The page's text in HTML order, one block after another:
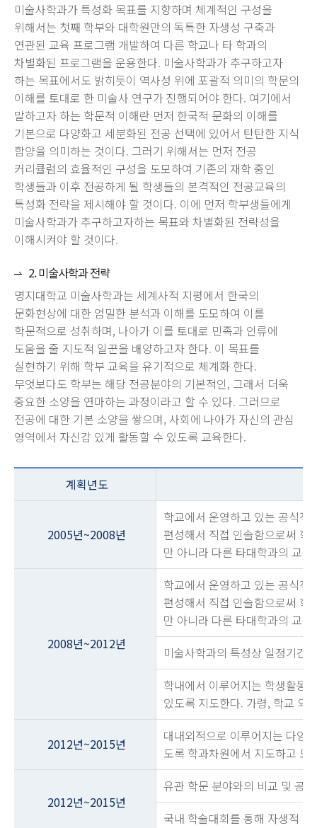
미술사학과가 특성화 목표를 지향하며 체계적인 구성을
위해서는 첫째 학부와 대학원만의 독특한 자생성 구축과
연관된 교육 프로그램 개발하여 다른 학교나 타 학과의
차별화된 프로그램을 운용한다. 미술사학과가 추구하고자
하는 목표에서도 밝히듯이 역사성 위에 포괄적 의미의 학문의
이해를 토대로 한 미술사 연구가 진행되어야 한다. 여기에서
말하고자 하는 학문적 이해란 먼저 한국적 문화의 이해를
기본으로 다양화고 세분화된 전공 선택에 있어서 탄탄한 지식
함양을 의미하는 것이다. 그러기 위해서는 먼저 전공
커리큘럼의 효율적인 구성을 도모하여 기존의 재학 중인
학생들과 이후 전공하게 될 학생들의 본격적인 전공교육의
특성화 전략을 제시해야 할 것이다. 이에 먼저 학부생들에게
미술사학과가 추구하고자하는 목표와 차별화된 전략성을
이해시켜야 할 것이다.
2. 미술사학과 전략
명지대학교 미술사학과는 세계사적 지평에서 한국의
문화현상에 대한 엄밀한 분석과 이해를 도모하여 이를
학문적으로 성취하며, 나아가 이를 토대로 민족과 인류에
도움을 줄 지도적 일꾼을 배양하고자 한다. 이 목표를
실현하기 위해 학부 교육을 유기적으로 체계화 한다.
무엇보다도 학부는 해당 전공분야의 기본적인, 그래서 더욱
중요한 소양을 연마하는 과정이라고 할 수 있다. 그러므로
전공에 대한 기본 소양을 쌓으며, 사회에 나아가 자신의 관심
영역에서 자신감 있게 활동할 수 있도록 교육한다.
계획년도
2005년~2008년
학교에서 운영하고 있는 공식적
편성해서 직접 인솔함으로써 학
만 아니라 다른 타대학과의 교
2008년~2012년
학교에서 운영하고 있는 공식적
편성해서 직접 인솔함으로써 학
만 아니라 다른 타대학과의 교
미술사학과의 특성상 일정기간
학내에서 이루어지는 학생활동
있도록 지도한다. 가령, 학교 외
2012년~2015년
대내외적으로 이루어지는 다양
도록 학과차원에서 지도하고 도
2012년~2015년
유관 학문 분야와의 비교 및 공
국내 학술대회를 통해 자생적